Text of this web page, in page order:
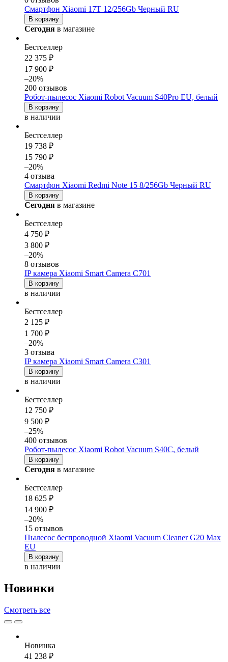
Смартфон Xiaomi 17T 12/256Gb Черный RU
В корзину
Сегодня в магазине
Бестселлер
22 375 ₽
17 900 ₽
–20%
200 отзывов
Робот-пылесос Xiaomi Robot Vacuum S40Pro EU, белый
В корзину
в наличии
Бестселлер
19 738 ₽
15 790 ₽
–20%
4 отзыва
Смартфон Xiaomi Redmi Note 15 8/256Gb Черный RU
В корзину
Сегодня в магазине
Бестселлер
4 750 ₽
3 800 ₽
–20%
8 отзывов
IP камера Xiaomi Smart Camera C701
В корзину
в наличии
Бестселлер
2 125 ₽
1 700 ₽
–20%
3 отзыва
IP камера Xiaomi Smart Camera C301
В корзину
в наличии
Бестселлер
12 750 ₽
9 500 ₽
–25%
400 отзывов
Робот-пылесос Xiaomi Robot Vacuum S40C, белый
В корзину
Сегодня в магазине
Бестселлер
18 625 ₽
14 900 ₽
–20%
15 отзывов
Пылесос беспроводной Xiaomi Vacuum Cleaner G20 Max
EU
В корзину
в наличии
Новинки
Смотреть все
Новинка
41 238 ₽